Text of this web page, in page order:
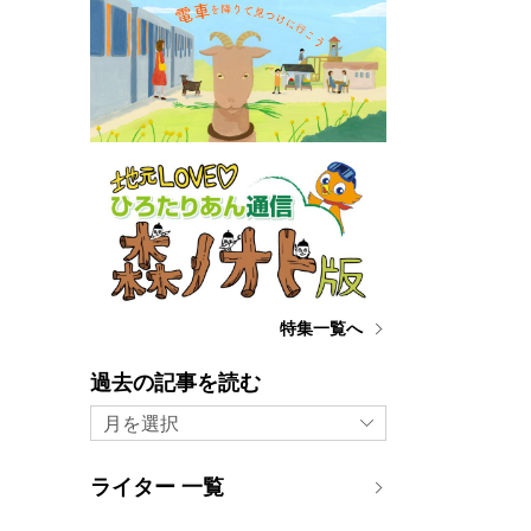
特集一覧へ
過去の記事を読む
月を選択
ライター 一覧